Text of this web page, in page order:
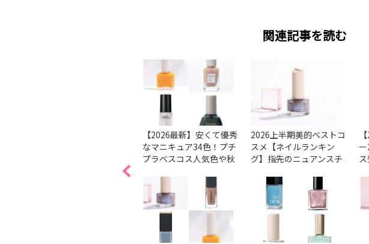
関連記事を読む
【2026最新】安くて優秀
なマニキュア34色！プチ
プラベスコス人気色や秋
2026上半期美的ベストコ
スメ【ネイルランキン
グ】指先のニュアンスチ
本でかなう♡